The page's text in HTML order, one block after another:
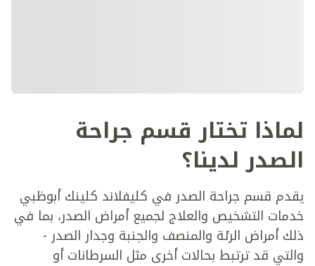
لماذا تختار قسم جراحة
الصدر لدينا؟
يقدم قسم جراحة الصدر في كليفلاند كلينك أبوظبي
خدمات التشخيص والعلاج لجميع أمراض الصدر، بما في
ذلك أمراض الرئة والمنصف والجنبة وجدار الصدر -
والتي قد ترتبط بحالات أخرى مثل السرطانات أو